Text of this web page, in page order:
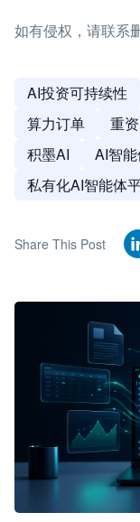
如有侵权，请联系
AI投资可持续性
算力订单
重
积墨AI
AI智
私有化AI智能体
Share This Post